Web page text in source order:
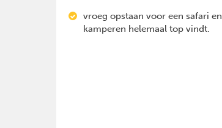
vroeg opstaan voor een safari en
kamperen helemaal top vindt.